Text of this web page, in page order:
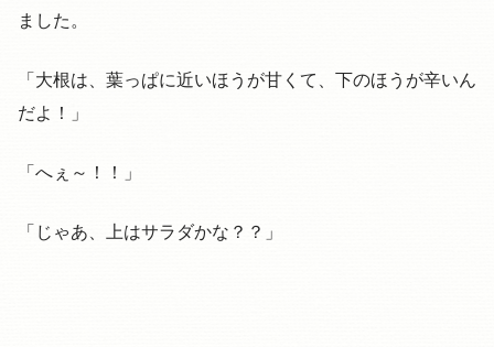
ました。
「大根は、葉っぱに近いほうが甘くて、下のほうが辛いん
だよ！」
「へぇ～！！」
「じゃあ、上はサラダかな？？」